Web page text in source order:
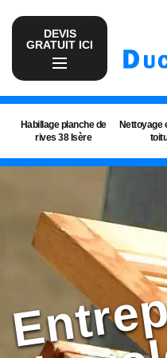
DEVIS
GRATUIT ICI
Habillage planche de
rives 38 Isère
Nettoyage